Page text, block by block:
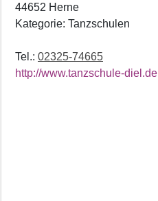
44652 Herne
Kategorie: Tanzschulen
Tel.: 02325-74665
http://www.tanzschule-diel.de